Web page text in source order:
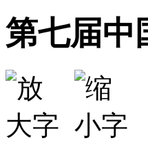
第七届中